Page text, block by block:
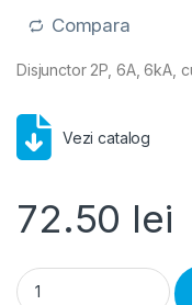
Compara
Disjunctor 2P, 6A, 6kA,
Vezi catalog
72.50 lei
Hager MCB-